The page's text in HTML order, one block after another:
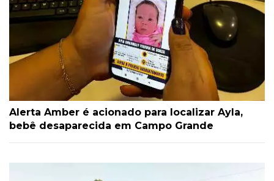
Alerta Amber é acionado para localizar Ayla,
bebê desaparecida em Campo Grande